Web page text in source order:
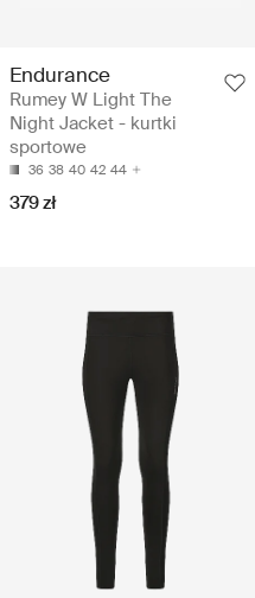
Endurance
Rumey W Light The
Night Jacket - kurtki
sportowe
36 38 40 42 44
379 zł